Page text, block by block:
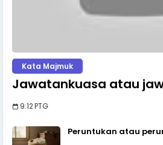
Kata Majmuk
Jawatankuasa atau
9:12 PTG
Peruntukan atau